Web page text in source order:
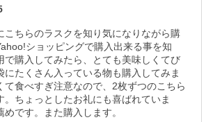
こちらのラスクを知り気になりながら購
ショッピングで購入出来る事を知
で購入してみたら、とても美味しくてび
にたくさん入っている物も購入してみま
て食べすぎ注意なので、2枚ずつのこちら
。ちょっとしたお礼にも喜ばれていま
です。また購入します。